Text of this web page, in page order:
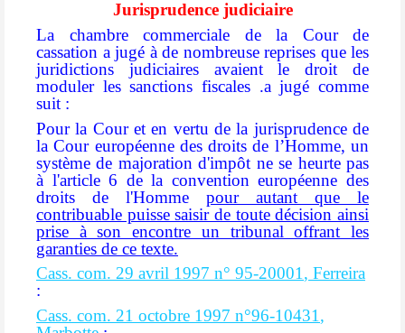
Jurisprudence judiciaire
La chambre commerciale de la Cour de
cassation a jugé à de nombreuse reprises que les
juridictions judiciaires avaient le droit de
moduler les sanctions fiscales .a jugé comme
suit :
Pour la Cour et en vertu de la jurisprudence de
la Cour européenne des droits de l’Homme, un
système de majoration d'impôt ne se heurte pas
à l'article 6 de la convention européenne des
droits de l'Homme pour autant que le
contribuable puisse saisir de toute décision ainsi
prise à son encontre un tribunal offrant les
garanties de ce texte.
Cass. com. 29 avril 1997 n° 95-20001, Ferreira
:
Cass. com. 21 octobre 1997 n°96-10431 ,